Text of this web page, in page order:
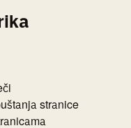
stranice